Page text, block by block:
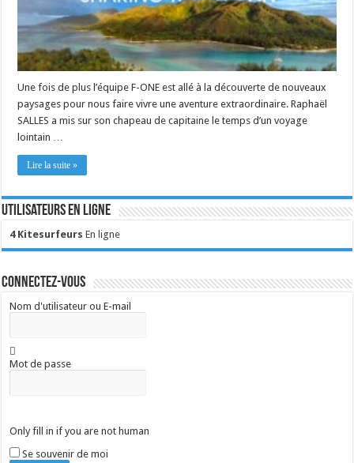
Une fois de plus l’équipe F-ONE est allé à la découverte de nouveaux
paysages pour nous faire vivre une aventure extraordinaire. Raphaël
SALLES a mis sur son chapeau de capitaine le temps d’un voyage
lointain …
Lire la suite »
Utilisateurs en ligne
4 Kitesurfeurs En ligne
Connectez-vous
Nom d'utilisateur ou E-mail
Mot de passe
Only fill in if you are not human
Se souvenir de moi